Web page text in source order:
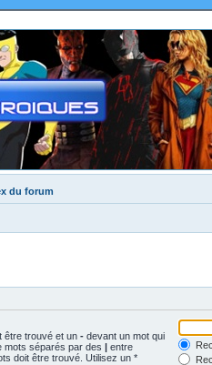
du forum
être trouvé et un - devant un mot qui
mots séparés par des | entre
doit être trouvé. Utilisez un *